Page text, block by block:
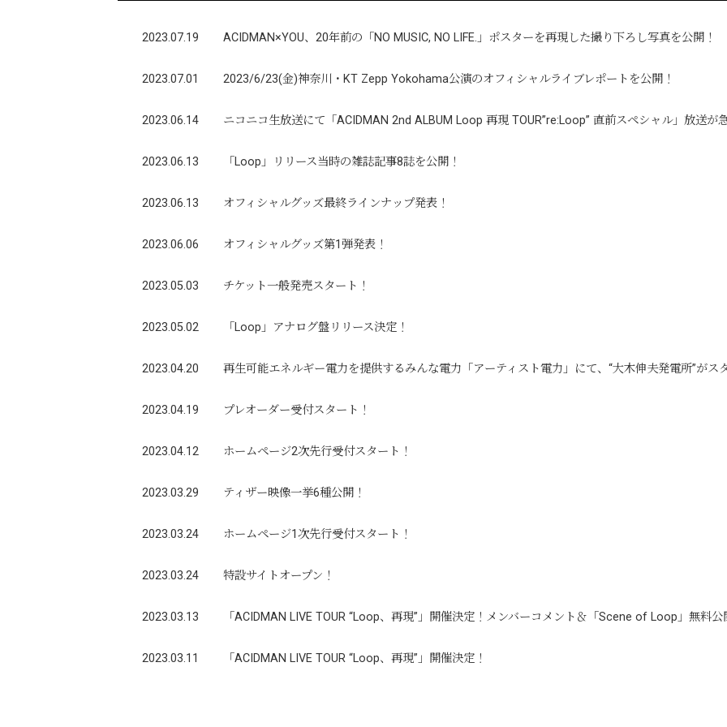
2023.07.19 ACIDMAN×YOU、20年前の「NO MUSIC, NO LIFE.」ポスターを再現した撮り下ろし写真を公開！
2023.07.01 2023/6/23(金)神奈川・KT Zepp Yokohama公演のオフィシャルライブレポートを公開！
2023.06.14 ニコニコ生放送にて「ACIDMAN 2nd ALBUM Loop 再現 TOUR”re:Loop” 直前スペシャル」放送が
2023.06.13 「Loop」リリース当時の雑誌記事8誌を公開！
2023.06.13 オフィシャルグッズ最終ラインナップ発表！
2023.06.06 オフィシャルグッズ第1弾発表！
2023.05.03 チケット一般発売スタート！
2023.05.02 「Loop」アナログ盤リリース決定！
2023.04.20 再生可能エネルギー電力を提供するみんな電力「アーティスト電力」にて、“大木伸夫発電所”がス
2023.04.19 プレオーダー受付スタート！
2023.04.12 ホームページ2次先行受付スタート！
2023.03.29 ティザー映像一挙6種公開！
2023.03.24 ホームページ1次先行受付スタート！
2023.03.24 特設サイトオープン！
2023.03.13 「ACIDMAN LIVE TOUR “Loop、再現”」開催決定！メンバーコメント＆「Scene of Loop」無料公
2023.03.11 「ACIDMAN LIVE TOUR “Loop、再現”」開催決定！